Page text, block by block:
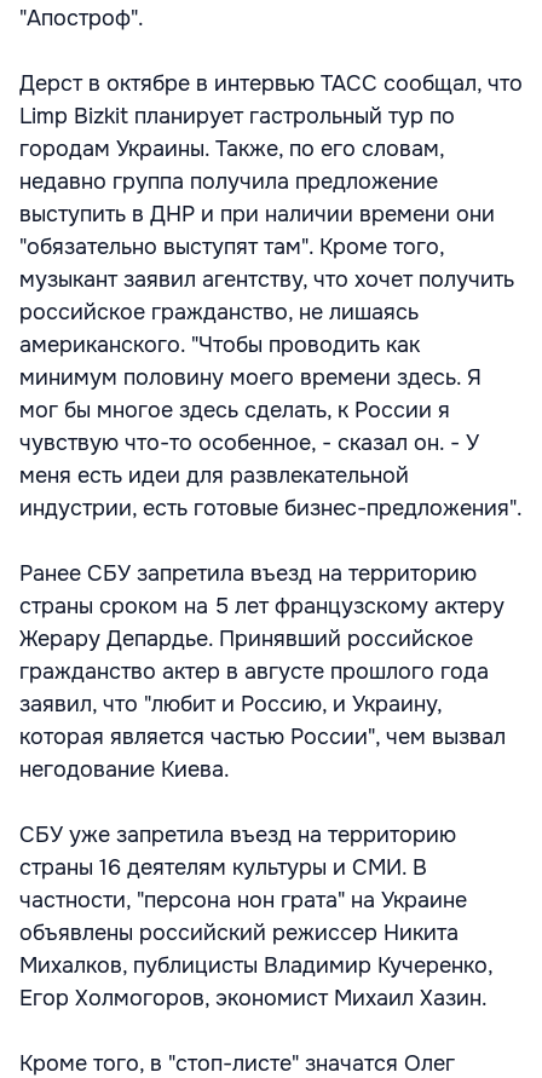
"Апостроф".
Дерст в октябре в интервью ТАСС сообщал, что
Limp Bizkit планирует гастрольный тур по
городам Украины. Также, по его словам,
недавно группа получила предложение
выступить в ДНР и при наличии времени они
"обязательно выступят там". Кроме того,
музыкант заявил агентству, что хочет получить
российское гражданство, не лишаясь
американского. "Чтобы проводить как
минимум половину моего времени здесь. Я
мог бы многое здесь сделать, к России я
чувствую что-то особенное, - сказал он. - У
меня есть идеи для развлекательной
индустрии, есть готовые бизнес-предложения".
Ранее СБУ запретила въезд на территорию
страны сроком на 5 лет французскому актеру
Жерару Депардье. Принявший российское
гражданство актер в августе прошлого года
заявил, что "любит и Россию, и Украину,
которая является частью России", чем вызвал
негодование Киева.
СБУ уже запретила въезд на территорию
страны 16 деятелям культуры и СМИ. В
частности, "персона нон грата" на Украине
объявлены российский режиссер Никита
Михалков, публицисты Владимир Кучеренко,
Егор Холмогоров, экономист Михаил Хазин.
Кроме того, в "стоп-листе" значатся Олег